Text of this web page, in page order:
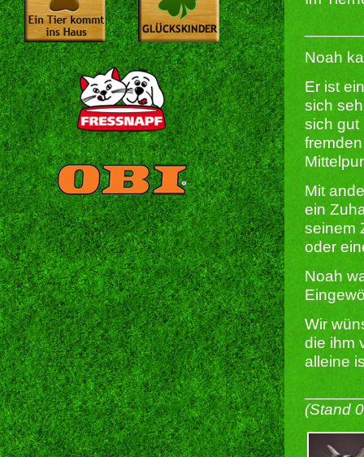
Noah
Er ist
sich
sich gut
Mit
ein
seinem
oder
Noah
Wir
die ihm
alleine
(Stand